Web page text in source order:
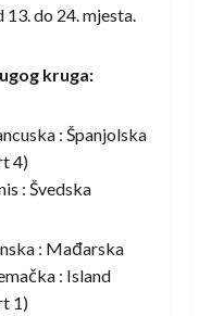
13. do 24. mjesta.
kruga:
: Španjolska
4)
: Švedska
: Mađarska
: Island
1)